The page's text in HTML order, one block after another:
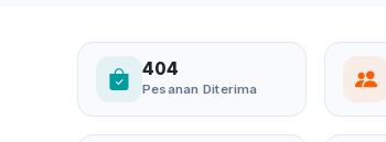
404
Pesanan Diterima